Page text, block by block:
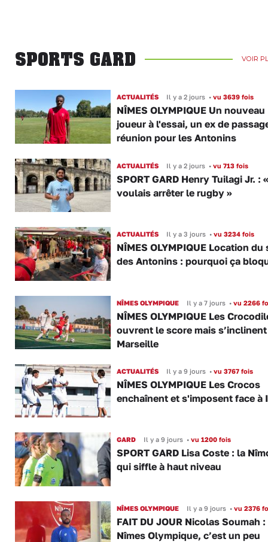
SPORTS GARD VOIR
ACTUALITÉS Il y a 2 jours •vu 3639 fois
NÎMES OLYMPIQUE Un nouveau
joueur à l'essai, un ex de
réunion pour les Antonins
ACTUALITÉS Il y a 2 jours •vu 713 fois
SPORT GARD Henry Tuilagi Jr. :
voulais arrêter le rugby »
ACTUALITÉS Il y a 3 jours •vu 3234 fois
NÎMES OLYMPIQUE Location du
des Antonins : pourquoi ça
NÎMES OLYMPIQUE Il y a 7 jours •vu 2266
NÎMES OLYMPIQUE Les
ouvrent le score mais s’inclinent
Marseille
ACTUALITÉS Il y a 9 jours •vu 3767 fois
NÎMES OLYMPIQUE Les Crocos
enchaînent et s'imposent face à
GARD Il y a 9 jours •vu 1200 fois
SPORT GARD Lisa Coste : la
qui siffle à haut niveau
NÎMES OLYMPIQUE Il y a 9 jours •vu 2376
FAIT DU JOUR Nicolas Soumah :
Nîmes Olympique, c’est un peu